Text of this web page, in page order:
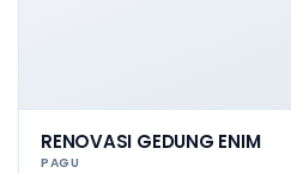
RENOVASI GEDUNG ENIM
PAGU